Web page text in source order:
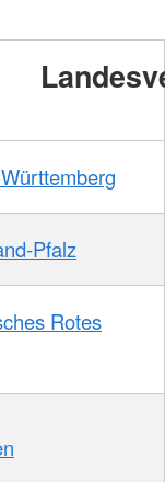
Pfalz
Rotes